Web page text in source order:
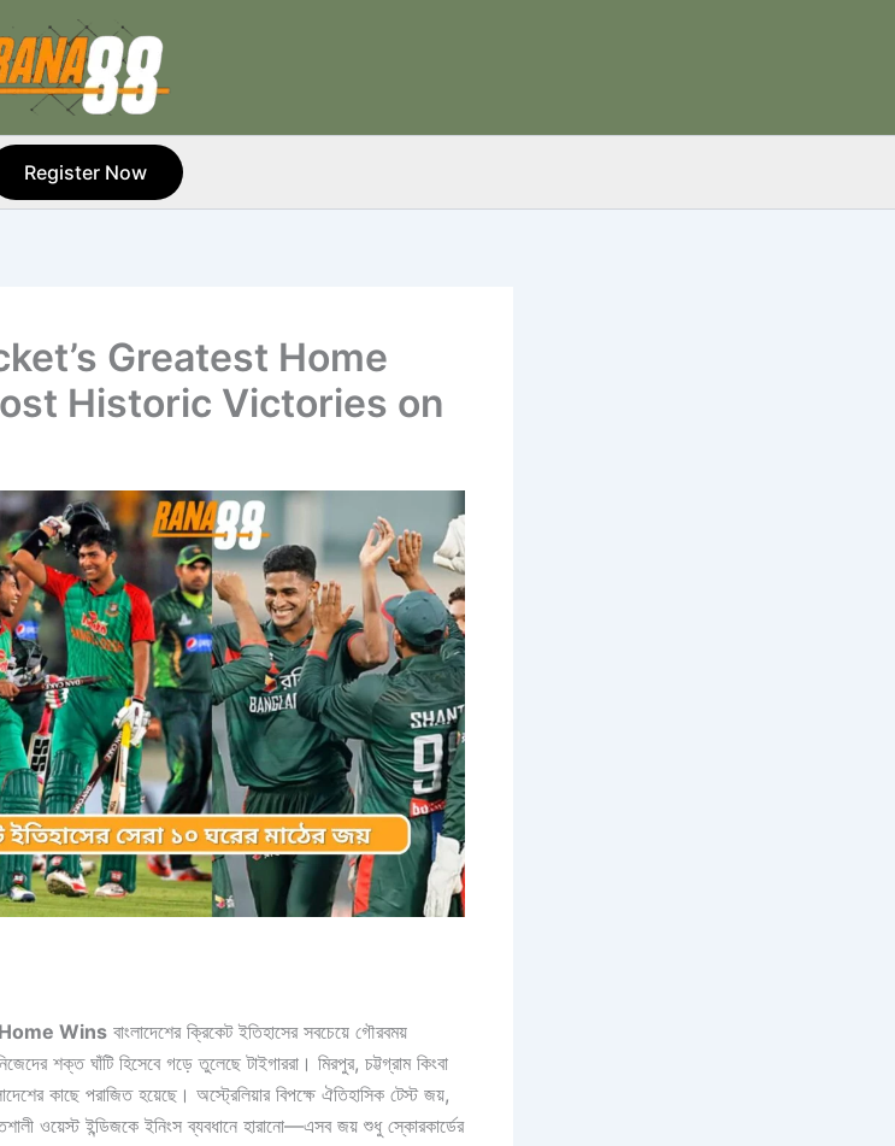
Register Now
Greatest Home
Historic Victories on
Wins বাংলাদেশের ক্রিকেট ইতিহাসের সবচেয়ে গৌরবময়
শক্ত ঘাঁটি হিসেবে গড়ে তুলেছে টাইগাররা। মিরপুর, চট্টগ্রাম কিংবা
কাছে পরাজিত হয়েছে। অস্ট্রেলিয়ার বিপক্ষে ঐতিহাসিক টেস্ট জয়,
ওয়েস্ট ইন্ডিজকে ইনিংস ব্যবধানে হারানো—এসব জয় শুধু স্কোরকার্ডের